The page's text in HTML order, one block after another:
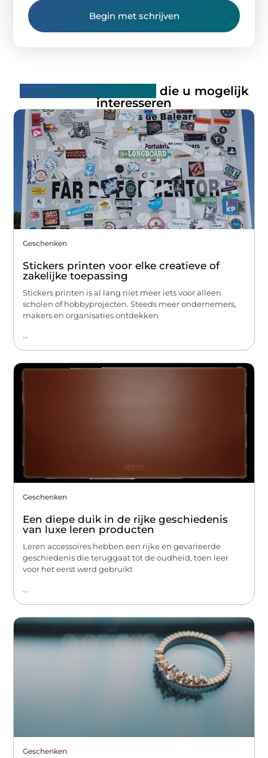
Begin met schrijven
die u mogelijk
interesseren
Geschenken
Stickers printen voor elke creatieve of
zakelijke toepassing
Stickers printen is al lang niet meer iets voor alleen
scholen of hobbyprojecten. Steeds meer ondernemers,
makers en organisaties ontdekken
...
Geschenken
Een diepe duik in de rijke geschiedenis
van luxe leren producten
Leren accessoires hebben een rijke en gevarieerde
geschiedenis die teruggaat tot de oudheid, toen leer
voor het eerst werd gebruikt
...
Geschenken